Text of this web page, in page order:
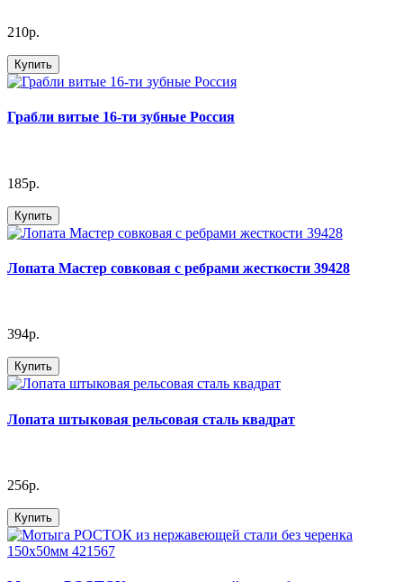
210р.
Купить
Грабли витые 16-ти зубные Россия
185р.
Купить
Лопата Мастер совковая с ребрами жесткости 39428
394р.
Купить
Лопата штыковая рельсовая сталь квадрат
256р.
Купить